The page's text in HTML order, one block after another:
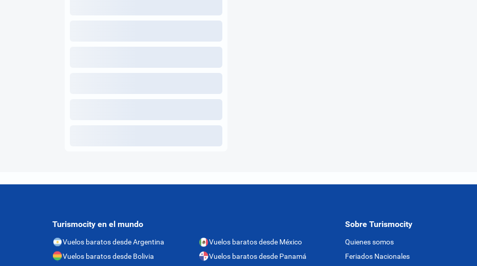
Turismocity en el mundo
Vuelos baratos desde Argentina
Vuelos baratos desde Bolivia
Vuelos baratos desde México
Vuelos baratos desde Panamá
Sobre Turismocity
Quienes somos
Feriados Nacionales